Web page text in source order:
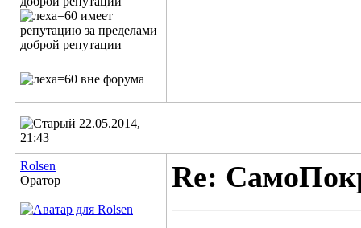
22.05.2014,
21:43
Rolsen
Оратор
Re: